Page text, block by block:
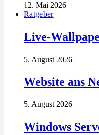
12. Mai 2026
Ratgeber
Live-
5. August 2026
Website ans
5. August 2026
Windows